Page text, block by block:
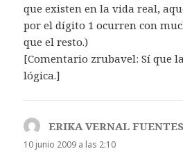
que existen en la vida real,
por el dígito 1 ocurren con
que el resto.)
[Comentario zrubavel: Sí que
lógica.]
ERIKA VERNAL FUENTES
10 junio 2009 a las 2:10